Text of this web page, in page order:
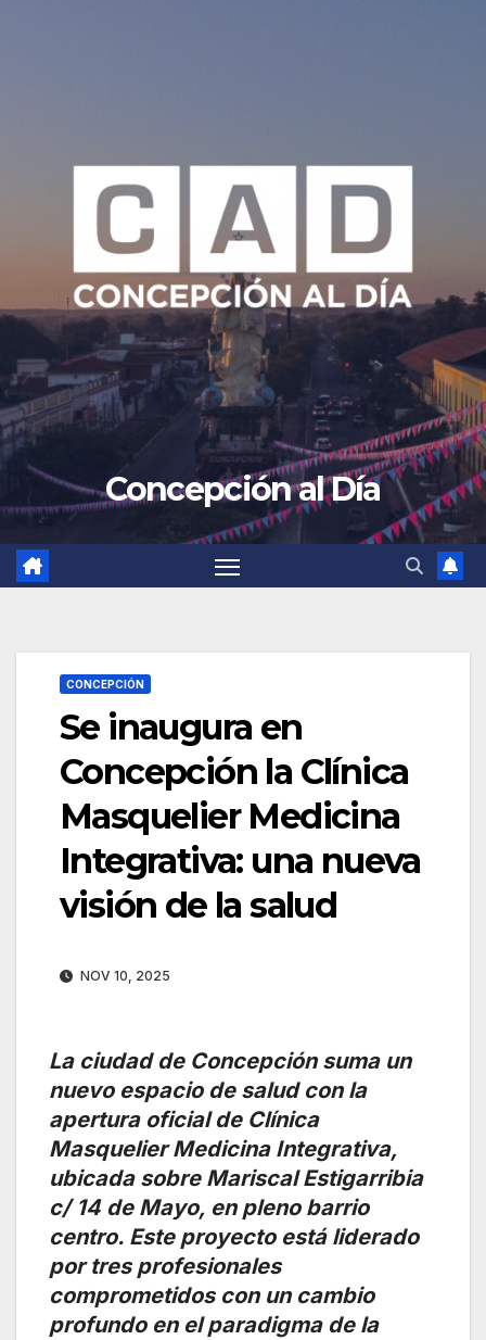
Concepción al Día
CONCEPCIÓN
Se inaugura en
Concepción la Clínica
Masquelier Medicina
Integrativa: una nueva
visión de la salud
NOV 10, 2025
La ciudad de Concepción suma un
nuevo espacio de salud con la
apertura oficial de Clínica
Masquelier Medicina Integrativa,
ubicada sobre Mariscal Estigarribia
c/ 14 de Mayo, en pleno barrio
centro. Este proyecto está liderado
por tres profesionales
comprometidos con un cambio
profundo en el paradigma de la